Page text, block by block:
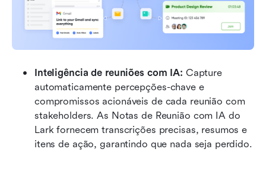
Inteligência de reuniões com IA: Capture
automaticamente percepções-chave e
compromissos acionáveis de cada reunião com
stakeholders. As Notas de Reunião com IA do
Lark fornecem transcrições precisas, resumos e
itens de ação, garantindo que nada seja perdido.